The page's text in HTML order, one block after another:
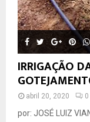
IRRIGAÇÃO
abril 20, 2020 0
por: JOSÉ LUIZ